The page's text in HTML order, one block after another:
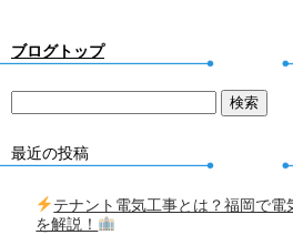
ブログトップ
最近の投稿
テナント電気工事とは？福岡で電
を解説！